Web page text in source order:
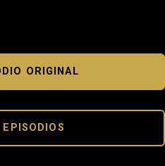
ORIGINAL